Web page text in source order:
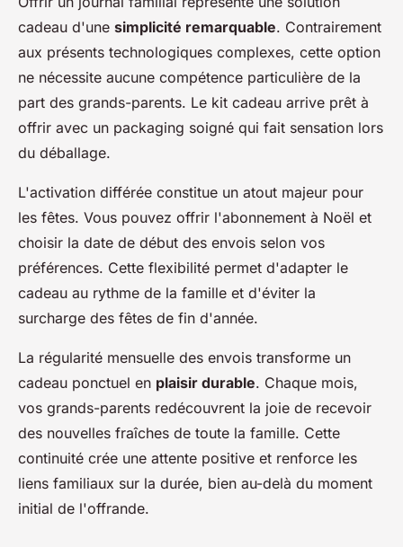
cadeau d'une simplicité remarquable. Contrairement
aux présents technologiques complexes, cette option
ne nécessite aucune compétence particulière de la
part des grands-parents. Le kit cadeau arrive prêt à
offrir avec un packaging soigné qui fait sensation lors
du déballage.
L'activation différée constitue un atout majeur pour
les fêtes. Vous pouvez offrir l'abonnement à Noël et
choisir la date de début des envois selon vos
préférences. Cette flexibilité permet d'adapter le
cadeau au rythme de la famille et d'éviter la
surcharge des fêtes de fin d'année.
La régularité mensuelle des envois transforme un
cadeau ponctuel en plaisir durable. Chaque mois,
vos grands-parents redécouvrent la joie de recevoir
des nouvelles fraîches de toute la famille. Cette
continuité crée une attente positive et renforce les
liens familiaux sur la durée, bien au-delà du moment
initial de l'offrande.